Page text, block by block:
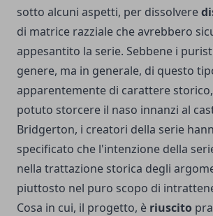
sotto alcuni aspetti, per dissolvere
di matrice razziale che avrebbero
appesantito la serie. Sebbene i
genere, ma in generale, di questo
apparentemente di carattere
potuto storcere il naso innanzi al
Bridgerton, i creatori della serie
specificato che l'intenzione della
nella trattazione storica degli
piuttosto nel puro scopo di
Cosa in cui, il progetto, è riuscito